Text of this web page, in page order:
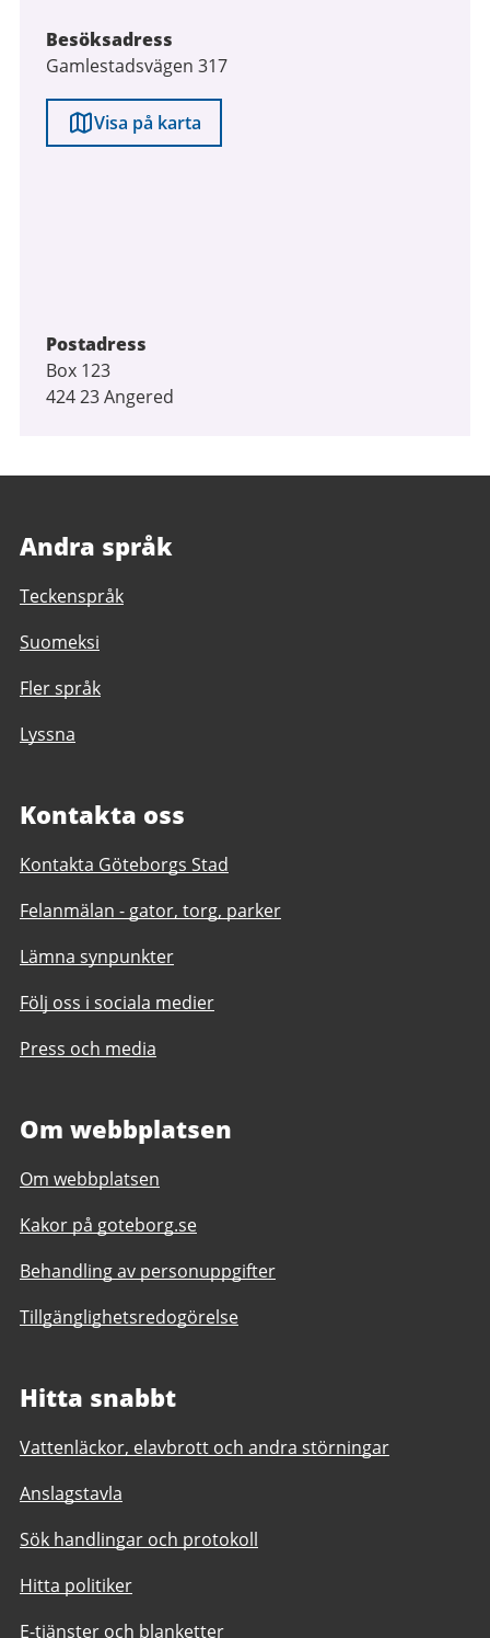
Besöksadress
Gamlestadsvägen 317
Visa på karta
Postadress
Box 123
424 23 Angered
Andra språk
Teckenspråk
Suomeksi
Fler språk
Lyssna
Kontakta oss
Kontakta Göteborgs Stad
Felanmälan - gator, torg, parker
Lämna synpunkter
Följ oss i sociala medier
Press och media
Om webbplatsen
Om webbplatsen
Kakor på goteborg.se
Behandling av personuppgifter
Tillgänglighetsredogörelse
Hitta snabbt
Vattenläckor, elavbrott och andra störningar
Anslagstavla
Sök handlingar och protokoll
Hitta politiker
E-tjänster och blanketter